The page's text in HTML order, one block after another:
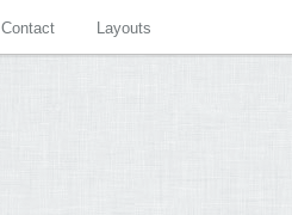
Contact Layouts